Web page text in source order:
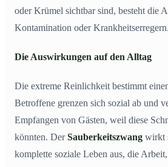
oder Krümel sichtbar sind, besteht die
Kontamination oder Krankheitserregern.
Die Auswirkungen auf den Alltag
Die extreme Reinlichkeit bestimmt
Betroffene grenzen sich sozial ab und
Empfangen von Gästen, weil diese
könnten. DerSauberkeitszwang wirkt
komplette soziale Leben aus, die